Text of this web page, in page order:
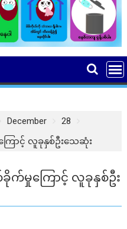
December
28
ောင့် လူခုနှစ်ဦးသေဆုံး
က်မှုကြောင့် လူခုနှစ်ဦး